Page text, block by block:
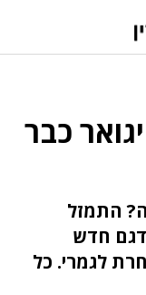
כבר
התמזל
דגם חדש
לגמרי. כל